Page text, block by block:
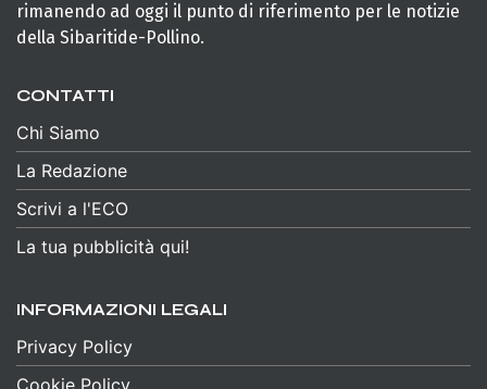
rimanendo ad oggi il punto di riferimento per le notizie
della Sibaritide-Pollino.
CONTATTI
Chi Siamo
La Redazione
Scrivi a l'ECO
La tua pubblicità qui!
INFORMAZIONI LEGALI
Privacy Policy